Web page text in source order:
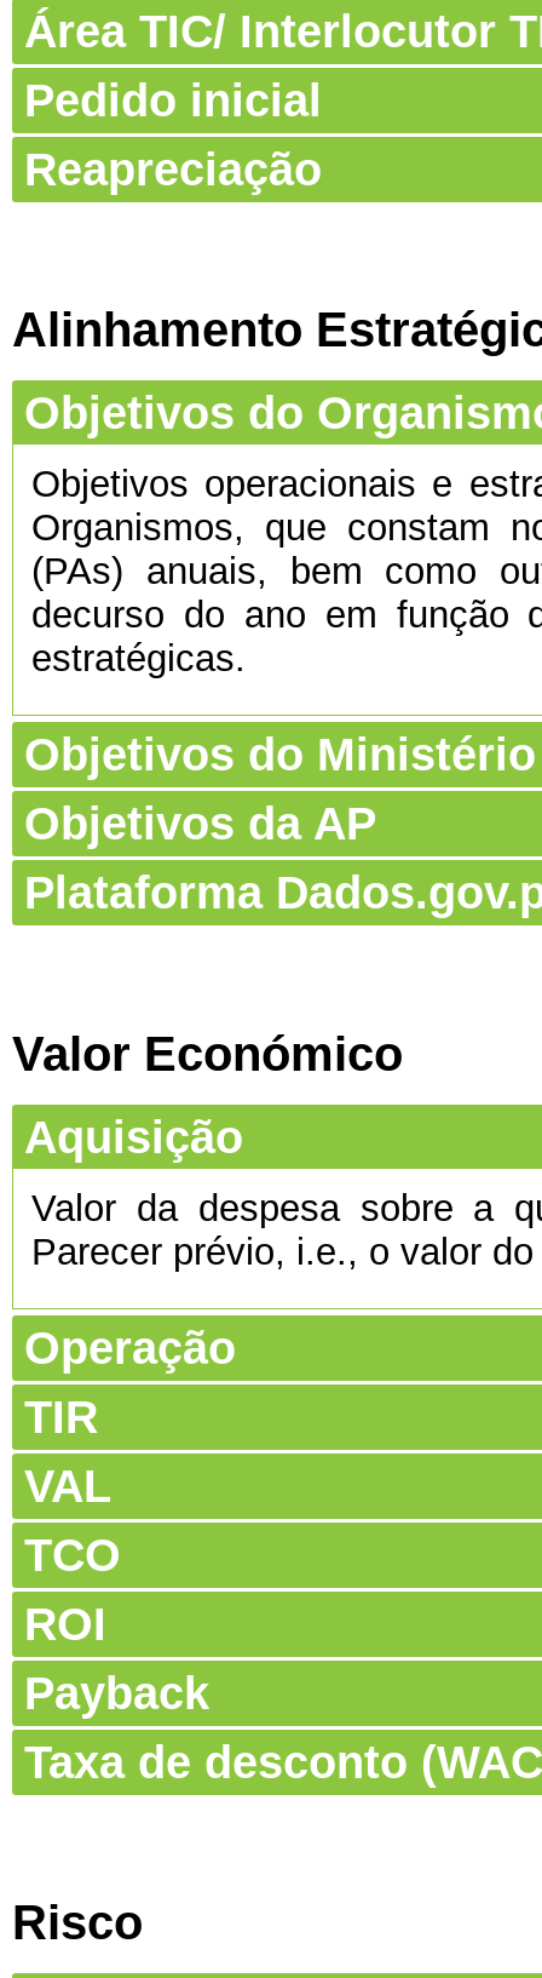
Área TIC/ Interlocutor
Pedido inicial
Reapreciação
Alinhamento
Objetivos do
Objetivos operacionais e
Organismos, que constam
(PAs) anuais, bem como
decurso do ano em função
estratégicas.
Objetivos do Ministério
Objetivos da AP
Plataforma
Valor Económico
Aquisição
Valor da despesa sobre a
Parecer prévio, i.e., o valor
Operação
TIR
VAL
TCO
ROI
Payback
Taxa de desconto
Risco